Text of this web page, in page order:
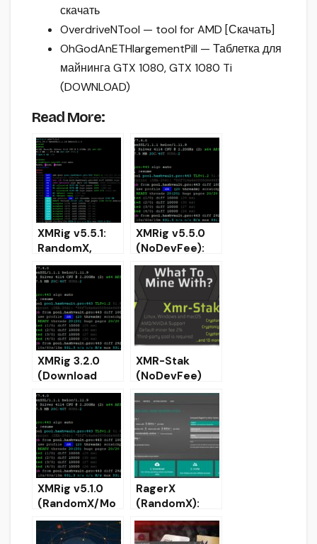
скачать
OverdriveNTool — tool for AMD [Скачать]
OhGodAnETHlargementPill — Таблетка для
майнинга GTX 1080, GTX 1080 Ti
(DOWNLOAD)
Read More:
XMRig v5.5.1:
RandomX,
CryptoNight
and Argon2
CPU/GPU
miner
XMRig v5.5.0
(NoDevFee):
RandomX,
CryptoNight
and Argon2
CPU/GPU
miner
XMRig 3.2.0
(Download
RandomX,
CryptoNight
and Argon2
CPU miner)
XMR-Stak
(NoDevFee)
AMD & Nvidia
GPU Miner
XMRig v5.1.0
(RandomX/Mo
nero XMR,
CryptoNight,
RagerX
(RandomX):
новый майнер
для Monero